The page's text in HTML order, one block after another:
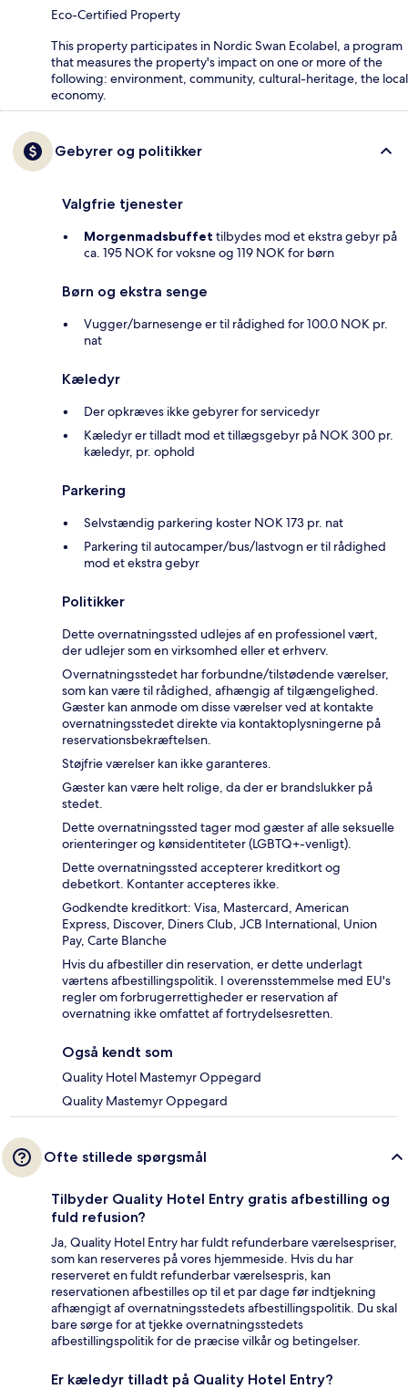
Eco-Certified Property
This property participates in Nordic Swan Ecolabel, a program
that measures the property's impact on one or more of the
following: environment, community, cultural-heritage, the local
economy.
Gebyrer og politikker
Valgfrie tjenester
Morgenmadsbuffet tilbydes mod et ekstra gebyr på
ca. 195 NOK for voksne og 119 NOK for børn
Børn og ekstra senge
Vugger/barnesenge er til rådighed for 100.0 NOK pr.
nat
Kæledyr
Der opkræves ikke gebyrer for servicedyr
Kæledyr er tilladt mod et tillægsgebyr på NOK 300 pr.
kæledyr, pr. ophold
Parkering
Selvstændig parkering koster NOK 173 pr. nat
Parkering til autocamper/bus/lastvogn er til rådighed
mod et ekstra gebyr
Politikker
Dette overnatningssted udlejes af en professionel vært,
der udlejer som en virksomhed eller et erhverv.
Overnatningsstedet har forbundne/tilstødende værelser,
som kan være til rådighed, afhængig af tilgængelighed.
Gæster kan anmode om disse værelser ved at kontakte
overnatningsstedet direkte via kontaktoplysningerne på
reservationsbekræftelsen.
Støjfrie værelser kan ikke garanteres.
Gæster kan være helt rolige, da der er brandslukker på
stedet.
Dette overnatningssted tager mod gæster af alle seksuelle
orienteringer og kønsidentiteter (LGBTQ+-venligt).
Dette overnatningssted accepterer kreditkort og
debetkort. Kontanter accepteres ikke.
Godkendte kreditkort: Visa, Mastercard, American
Express, Discover, Diners Club, JCB International, Union
Pay, Carte Blanche
Hvis du afbestiller din reservation, er dette underlagt
værtens afbestillingspolitik. I overensstemmelse med EU's
regler om forbrugerrettigheder er reservation af
overnatning ikke omfattet af fortrydelsesretten.
Også kendt som
Quality Hotel Mastemyr Oppegard
Quality Mastemyr Oppegard
Ofte stillede spørgsmål
Tilbyder Quality Hotel Entry gratis afbestilling og
fuld refusion?
Ja, Quality Hotel Entry har fuldt refunderbare værelsespriser,
som kan reserveres på vores hjemmeside. Hvis du har
reserveret en fuldt refunderbar værelsespris, kan
reservationen afbestilles op til et par dage før indtjekning
afhængigt af overnatningsstedets afbestillingspolitik. Du skal
bare sørge for at tjekke overnatningsstedets
afbestillingspolitik for de præcise vilkår og betingelser.
Er kæledyr tilladt på Quality Hotel Entry?